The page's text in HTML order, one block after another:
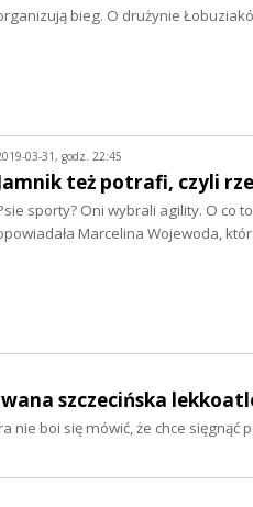
bieg. O drużynie
03-31, godz. 22:45
też potrafi, czyli
sporty? Oni wybrali agility. O co
Marcelina Wojewoda,
szczecińska
nie boi się mówić, że chce